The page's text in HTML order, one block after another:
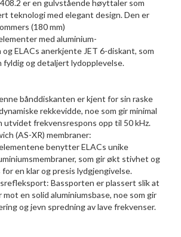
er en gulvstående høyttaler som
teknologi med elegant design. Den er
(180 mm)
med aluminium-
ELACs anerkjente JET 6-diskant, som
fyldig og detaljert lydopplevelse.
bånddiskanten er kjent for sin raske
rekkevidde, noe som gir minimal
utvidet frekvensrespons opp til 50 kHz.
(AS-XR) membraner:
benytter ELACs unike
som gir økt stivhet og
en klar og presis lydgjengivelse.
Bassporten er plassert slik at
en solid aluminiumsbase, noe som gir
og jevn spredning av lave frekvenser.